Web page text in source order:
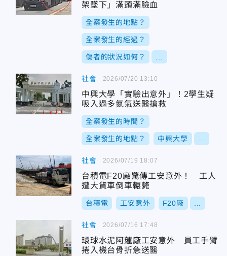
架墜下」滿頭滿臉血
全案發生的地點？
全案發生的經過？
傷者的狀況如何？
社會
中興大學「實驗出意外」！2學生疑
吸入過多氮氣送醫搶救
全案發生的時間？
全案發生的地點？ 中興大學
2026/07/20 13:10
社會
台積電F20廠驚傳工安意外！ 工人
遭大貨車倒車輾斃
台積電 工安意外 F20廠
2026/07/19 18:07
社會
環球水泥阿蓮廠工安意外 員工手臂
捲入機台骨折急送醫
2026/07/16 17:48